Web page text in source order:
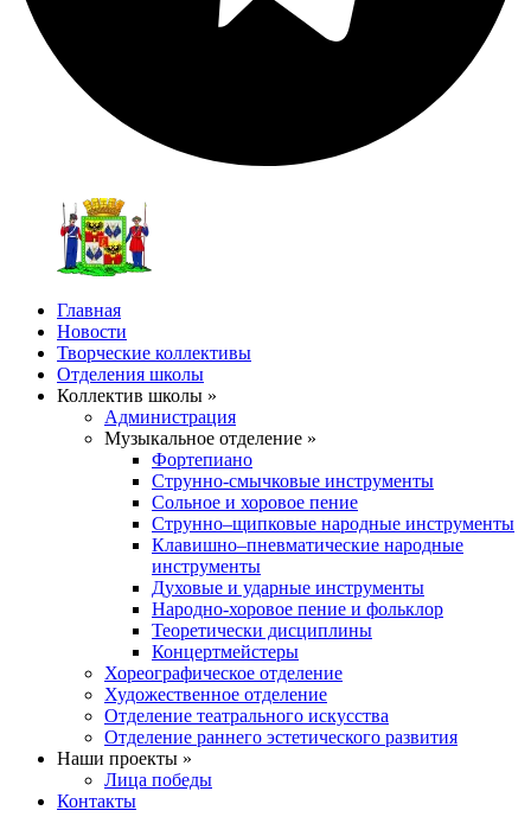
Главная
Новости
Творческие коллективы
Отделения школы
Коллектив школы »
Администрация
Музыкальное отделение »
Фортепиано
Струнно-смычковые инструменты
Сольное и хоровое пение
Струнно–щипковые народные инструменты
Клавишно–пневматические народные
инструменты
Духовые и ударные инструменты
Народно-хоровое пение и фольклор
Теоретически дисциплины
Концертмейстеры
Хореографическое отделение
Художественное отделение
Отделение театрального искусства
Отделение раннего эстетического развития
Наши проекты »
Лица победы
Контакты